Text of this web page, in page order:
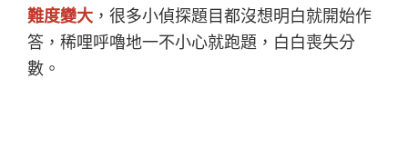
難度變大 ，很多小偵探題目都沒想明白就開始作
答，稀哩呼嚕地一不小心就跑題，白白喪失分
數。